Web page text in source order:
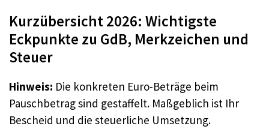
Kurzübersicht 2026: Wichtigste
Eckpunkte zu GdB, Merkzeichen und
Steuer
Hinweis: Die konkreten Euro-Beträge beim
Pauschbetrag sind gestaffelt. Maßgeblich ist Ihr
Bescheid und die steuerliche Umsetzung.